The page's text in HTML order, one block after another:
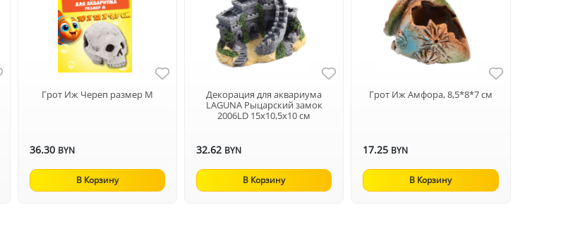
Грот Иж Череп размер M
36.30 BYN
В Корзину
Декорация для аквариума
LAGUNA Рыцарский замок
2006LD 15х10,5х10 см
32.62 BYN
В Корзину
Грот Иж Амфора, 8,5*8*7 см
17.25 BYN
В Корзину